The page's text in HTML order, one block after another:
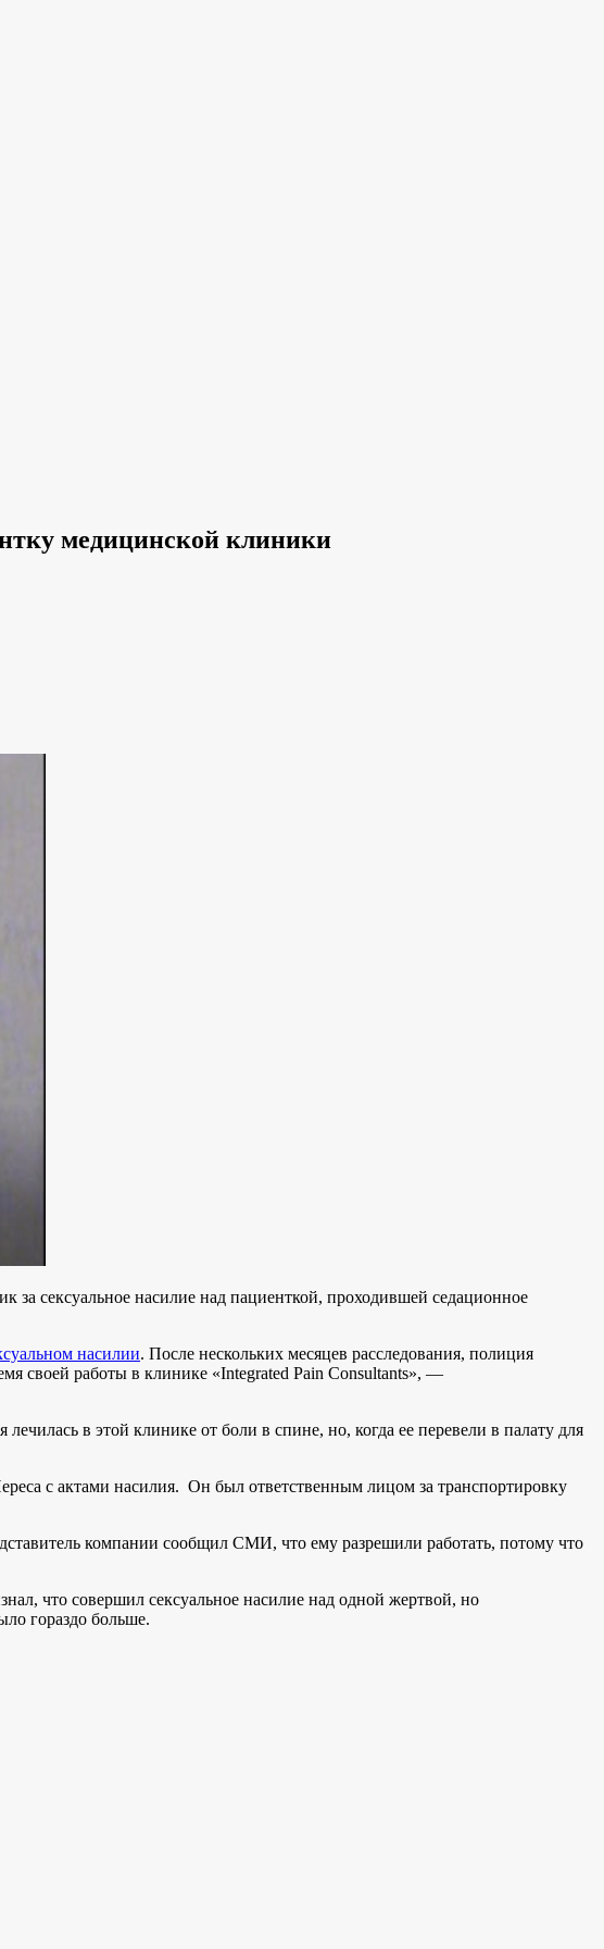
медицинской клиники
сексуальное насилие над пациенткой, проходившей седационное
насилии. После нескольких месяцев расследования, полиция
своей работы в клинике «Integrated Pain Consultants», —
в этой клинике от боли в спине, но, когда ее перевели в палату для
с актами насилия. Он был ответственным лицом за транспортировку
компании сообщил СМИ, что ему разрешили работать, потому что
что совершил сексуальное насилие над одной жертвой, но
гораздо больше.